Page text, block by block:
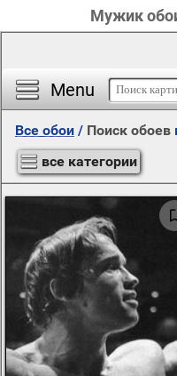
Мужик
Menu
Все обои / Поиск обоев
все категории